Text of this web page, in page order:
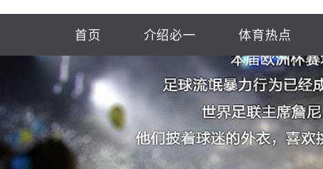
首页 介绍必一 体育热点